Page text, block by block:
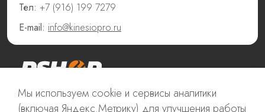
Тел: +7 (916) 199 7279
E-mail: info@kinesiopro.ru
+7 916 199-72-79
Мы используем cookie и сервисы аналитики
(включая Яндекс.Метрику) для улучшения работы